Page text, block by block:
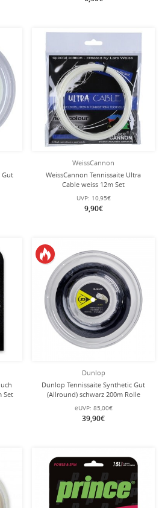
Gut
WeissCannon
WeissCannon Tennissaite Ultra
Cable weiss 12m Set
UVP: 10,95€
9,90€
Set
Dunlop
Dunlop Tennissaite Synthetic Gut
(Allround) schwarz 200m Rolle
eUVP: 85,00€
39,90€